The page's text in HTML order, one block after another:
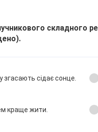
складного
згасають сідає сонце.
краще жити.